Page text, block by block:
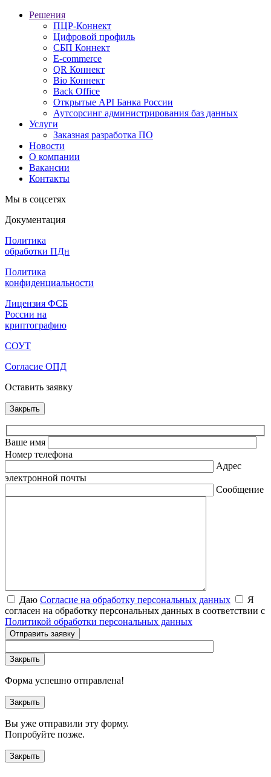
Решения
ПЦР-Коннект
Цифровой профиль
СБП Коннект
E-commerce
QR Коннект
Bio Коннект
Back Office
Открытые API Банка России
Аутсорсинг администрирования баз данных
Услуги
Заказная разработка ПО
Новости
О компании
Вакансии
Контакты
Мы в соцсетях
Документация
Политика
обработки ПДн
Политика
конфиденциальности
Лицензия ФСБ
России на
криптографию
СОУТ
Согласие ОПД
Оставить заявку
Закрыть
Ваше имя
Номер телефона
Адрес
электронной почты
Сообщение
Даю Согласие на обработку персональных данных
Я
согласен на обработку персональных данных в соответствии с
Политикой обработки персональных данных
Отправить заявку
Закрыть
Форма успешно отправлена!
Закрыть
Вы уже отправили эту форму.
Попробуйте позже.
Закрыть